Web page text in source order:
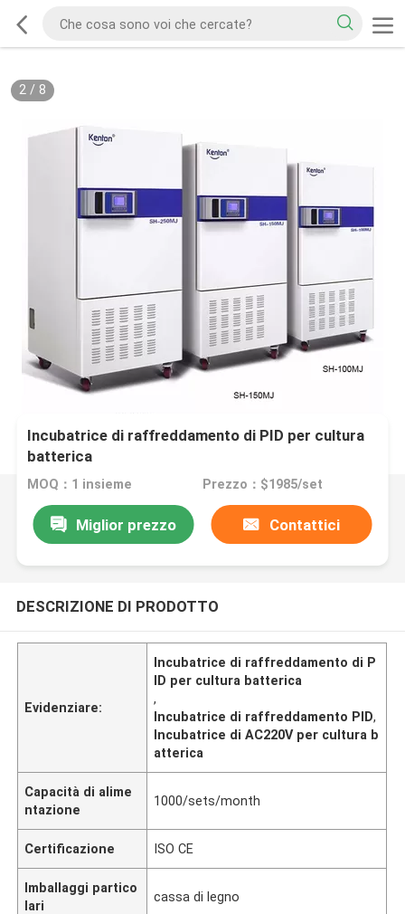
2/ 8
Incubatrice di raffreddamento di PID per cultura
batterica
MOQ：1 insieme Prezzo：$1985/set
Miglior prezzo Contattici
DESCRIZIONE DI PRODOTTO
Evidenziare:
Incubatrice di raffreddamento di P
ID per cultura batterica
,
Incubatrice di raffreddamento PID,
Incubatrice di AC220V per cultura b
atterica
Capacità di alime
ntazione
1000/sets/month
Certificazione ISO CE
Imballaggi partico
lari
cassa di legno